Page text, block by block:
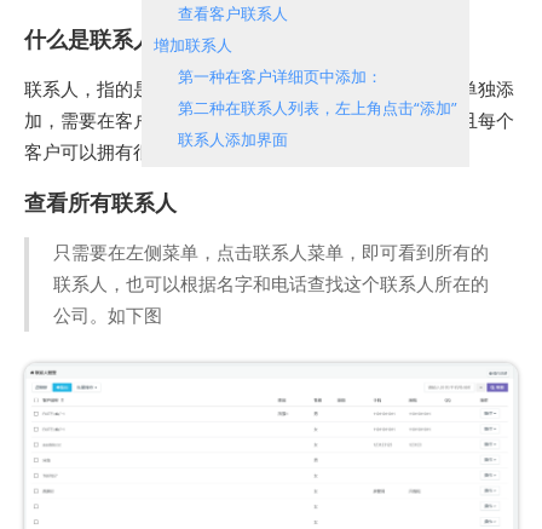
什么是联系人？
联系人，指的是您某个客户的联系人。所以联系人无法单独添
加，需要在客户里添加。每个客户都应该有联系人。并且每个
客户可以拥有很多联系人。
查看所有联系人
只需要在左侧菜单，点击联系人菜单，即可看到所有的
联系人，也可以根据名字和电话查找这个联系人所在的
公司。如下图
查看客户联系人
增加联系人
第一种在客户详细页中添加：
第二种在联系人列表，左上角点击“添加”
联系人添加界面